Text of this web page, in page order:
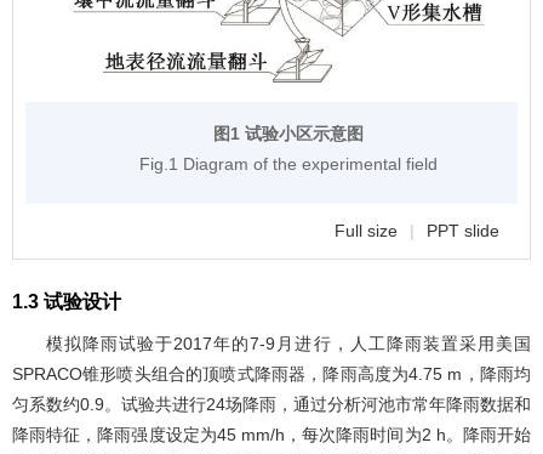
图1 试验小区示意图
Fig.1 Diagram of the experimental field
Full size | PPT slide
1.3 试验设计
模拟降雨试验于2017年的7-9月进行，人工降雨装置采用美国
SPRACO锥形喷头组合的顶喷式降雨器，降雨高度为4.75 m，降雨均
匀系数约0.9。试验共进行24场降雨，通过分析河池市常年降雨数据和
降雨特征，降雨强度设定为45 mm/h，每次降雨时间为2 h。降雨开始